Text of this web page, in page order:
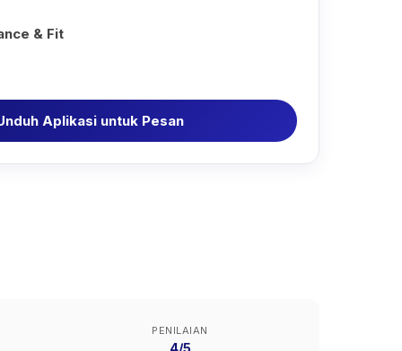
& Fit
Aplikasi untuk Pesan
PENILAIAN
4/5